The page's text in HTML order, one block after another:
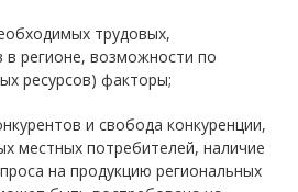
трудовых,
в регионе, возможности по
ресурсов) факторы;
и свобода конкуренции,
местных потребителей, наличие
на продукцию региональных